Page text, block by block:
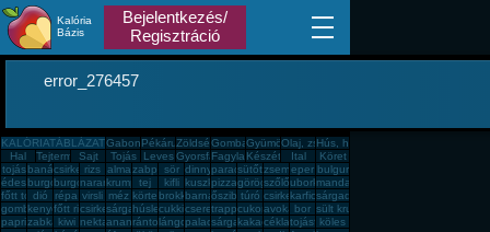
Kalória
Bázis
Bejelentkezés/
Regisztráció
error_276457
KALÓRIATÁBLÁZATGabona, mag, örlemény
Pékáru, édesség, sütemény, rágcsa, tészta
Zöldség, fűszer
GombaGyümölcsOlaj, zsíradékHús, húskészítmény
Hal
TejtermékSajt Tojás Leves Gyorsfagyasztott, dobozos, konzerv étel
Fagylalt, jégkrém
Készétel Ital
Köret
tojás banáncsirkemell
rizs alma zabpehely
sör dinnyeparadicsom
sütőtökzsemleeper bulgur
édesburgonya
burgonyaburgonyanarancskrumplitej kifli kuszkusz
pizzagörögdinnye
szőlőuborkamandarin
főtt tojás
dió répa virsli méz körte brokkolibarnarizsőszibarack
túró csirkecomb
karfiolsárgadinnye
gombakenyérfőtt rizscsirkemájsárgarépa
húslevescukkinicseresznyetrappista sajt
cukoravokádó
bor sült krumpli
paprikazabkása
kiwi nektarinananászrántott hús
lángospalacsintasárgabarack
kakaós csiga
céklatojásfehérje
köles